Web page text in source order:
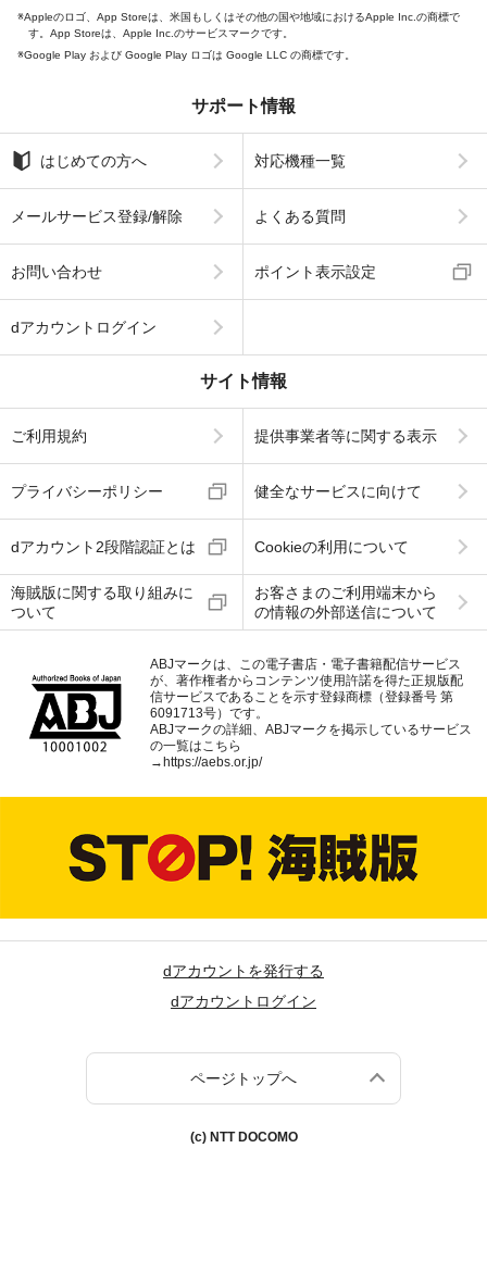
Appleのロゴ、App Storeは、米国もしくはその他の国や地域におけるApple Inc.の商標で
す。App Storeは、Apple Inc.のサービスマークです。
Google Play および Google Play ロゴは Google LLC の商標です。
サポート情報
はじめての方へ 対応機種一覧
メールサービス登録/解除 よくある質問
お問い合わせ ポイント表示設定
dアカウントログイン
サイト情報
ご利用規約 提供事業者等に関する表示
プライバシーポリシー 健全なサービスに向けて
dアカウント2段階認証とは Cookieの利用について
海賊版に関する取り組みに
ついて
お客さまのご利用端末から
の情報の外部送信について
ABJマークは、この電子書店・電子書籍配信サービス
が、著作権者からコンテンツ使用許諾を得た正規版配
信サービスであることを示す登録商標（登録番号 第
6091713号）です。
ABJマークの詳細、ABJマークを掲示しているサービス
の一覧はこちら
→https://aebs.or.jp/
dアカウントを発行する
dアカウントログイン
ページトップへ
(c) NTT DOCOMO